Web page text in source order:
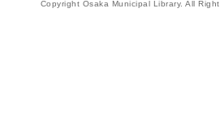
Copyright Osaka Municipal Library. All